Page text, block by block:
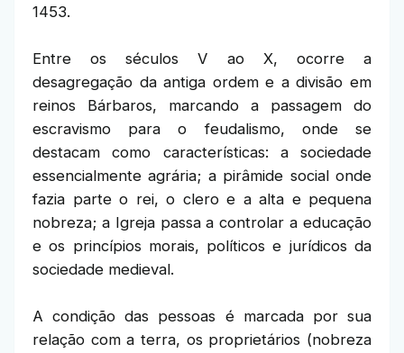
1453.
Entre os séculos V ao X, ocorre a
desagregação da antiga ordem e a divisão em
reinos Bárbaros, marcando a passagem do
escravismo para o feudalismo, onde se
destacam como características: a sociedade
essencialmente agrária; a pirâmide social onde
fazia parte o rei, o clero e a alta e pequena
nobreza; a Igreja passa a controlar a educação
e os princípios morais, políticos e jurídicos da
sociedade medieval.
A condição das pessoas é marcada por sua
relação com a terra, os proprietários (nobreza